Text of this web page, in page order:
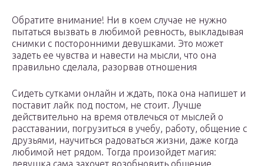
Обратите внимание! Ни в коем случае не нужно
пытаться вызвать в любимой ревность, выкладывая
снимки с посторонними девушками. Это может
задеть ее чувства и навести на мысли, что она
правильно сделала, разорвав отношения
Сидеть сутками онлайн и ждать, пока она напишет и
поставит лайк под постом, не стоит. Лучше
действительно на время отвлечься от мыслей о
расставании, погрузиться в учебу, работу, общение с
друзьями, научиться радоваться жизни, даже когда
любимой нет рядом. Тогда произойдет магия:
девушка сама захочет возобновить общение.